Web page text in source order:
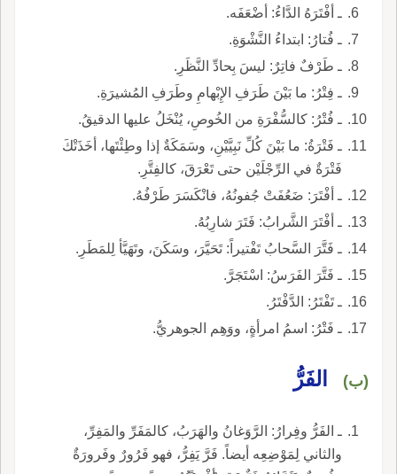
ـ أفْتَرَهُ الدَّاءُ: أضْعَفَه.
ـ فُتارُ: ابتداءُ النَّشْوَةِ.
ـ طَرْفٌ فاتِرٌ: ليسَ بِحادِّ النَّظَرِ.
ـ فِتْرُ: ما بَيْنَ طَرَفِ الإِبْهامِ وطَرَفِ المُشيرَةِ.
ـ فُتْرُ: كالسُّفْرَةِ من الخُوصِ، يُنْخَلُ عليها الدقيقُ.
ـ فَتْرَةُ: ما بَيْنَ كُلِّ نَبِيَّيْنِ، وسَمَكَةٌ إذا وطِئْتَها، أخَذَتْكَ
فَتْرَةٌ في الرِّجْلَيْن حتى تَعْرَقَ، كالفِتَّرِ.
ـ أفْتَرَ: ضَعُفَتْ جُفونُهُ، فانْكَسَرَ طَرْفُهُ.
ـ أفْتَرَ الشَّرابُ: فَتَرَ شارِبُهُ.
ـ فَتَّرَ السَّحابُ تَفْتيراً: تَحَيَّرَ، وسَكَنَ، وتَهَيَّأ لِلمَطَرِ.
ـ فَتَّرَ الفَرَسُ: اسْتَجَرَّ.
ـ تَفْتَرُ: الدَّفْتَرُ.
ـ فَتْرُ: اسمُ امرأةٍ، ووَهِم الجوهريُّ.
(ب) الفَرُّ
ـ الفَرُّ وفِرارُ: الرَّوَغانُ والهَرَبُ، كالمَفَرِّ والمَفِرِّ،
والثاني لِمَوْضِعِه أيضاً. فَرَّ يَفِرُّ، فهو فَرُورٌ وفَرورَةٌ